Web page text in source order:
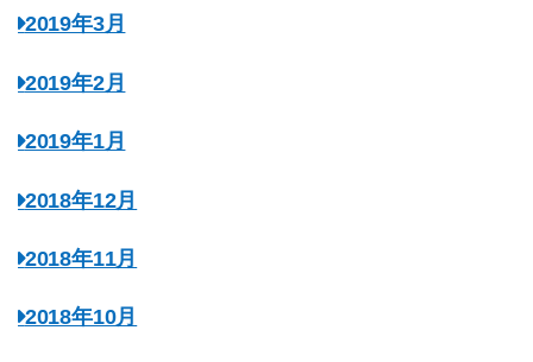
2019年3月
2019年2月
2019年1月
2018年12月
2018年11月
2018年10月